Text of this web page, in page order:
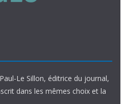
Le Sillon, éditrice du journal,
dans les mêmes choix et la